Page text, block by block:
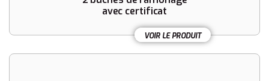
avec certificat
VOIR LE PRODUIT